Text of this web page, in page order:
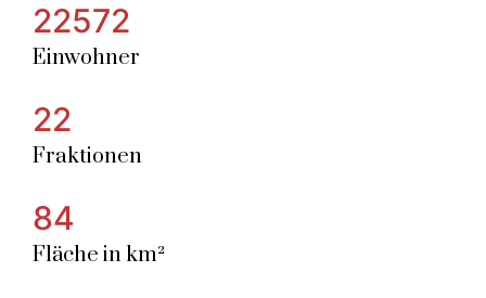
22572
Einwohner
22
Fraktionen
84
Fläche in km²